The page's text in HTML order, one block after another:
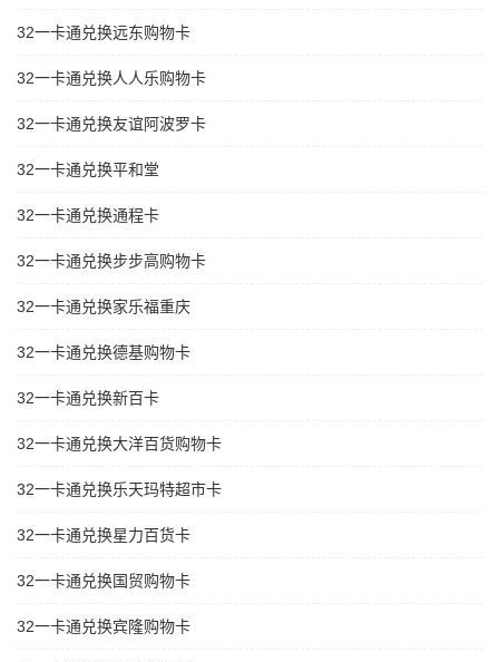
32一卡通兑换远东购物卡
32一卡通兑换人人乐购物卡
32一卡通兑换友谊阿波罗卡
32一卡通兑换平和堂
32一卡通兑换通程卡
32一卡通兑换步步高购物卡
32一卡通兑换家乐福重庆
32一卡通兑换德基购物卡
32一卡通兑换新百卡
32一卡通兑换大洋百货购物卡
32一卡通兑换乐天玛特超市卡
32一卡通兑换星力百货卡
32一卡通兑换国贸购物卡
32一卡通兑换宾隆购物卡